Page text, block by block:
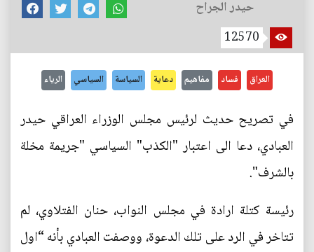
حيدر الجراح
12570
العراق فساد مفاهيم دعاية السياسة السياسي الرياء
في تصريح حديث لرئيس مجلس الوزراء العراقي حيدر
العبادي، دعا الى اعتبار "الكذب" السياسي "جريمة مخلة
بالشرف".
رئيسة كتلة ارادة في مجلس النواب، حنان الفتلاوي، لم
تتاخر في الرد على تلك الدعوة، ووصفت العبادي بأنه “اول